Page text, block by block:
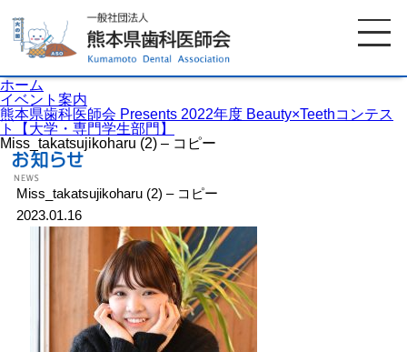
ホーム
イベント案内
熊本県歯科医師会 Presents 2022年度 Beauty×Teethコンテス
ト【大学・専門学生部門】
Miss_takatsujikoharu (2) – コピー
Miss_takatsujikoharu (2) – コピー
2023.01.16
ホーム
歯科医院検索
イベント案内 歯の豆知識
口腔保健センター